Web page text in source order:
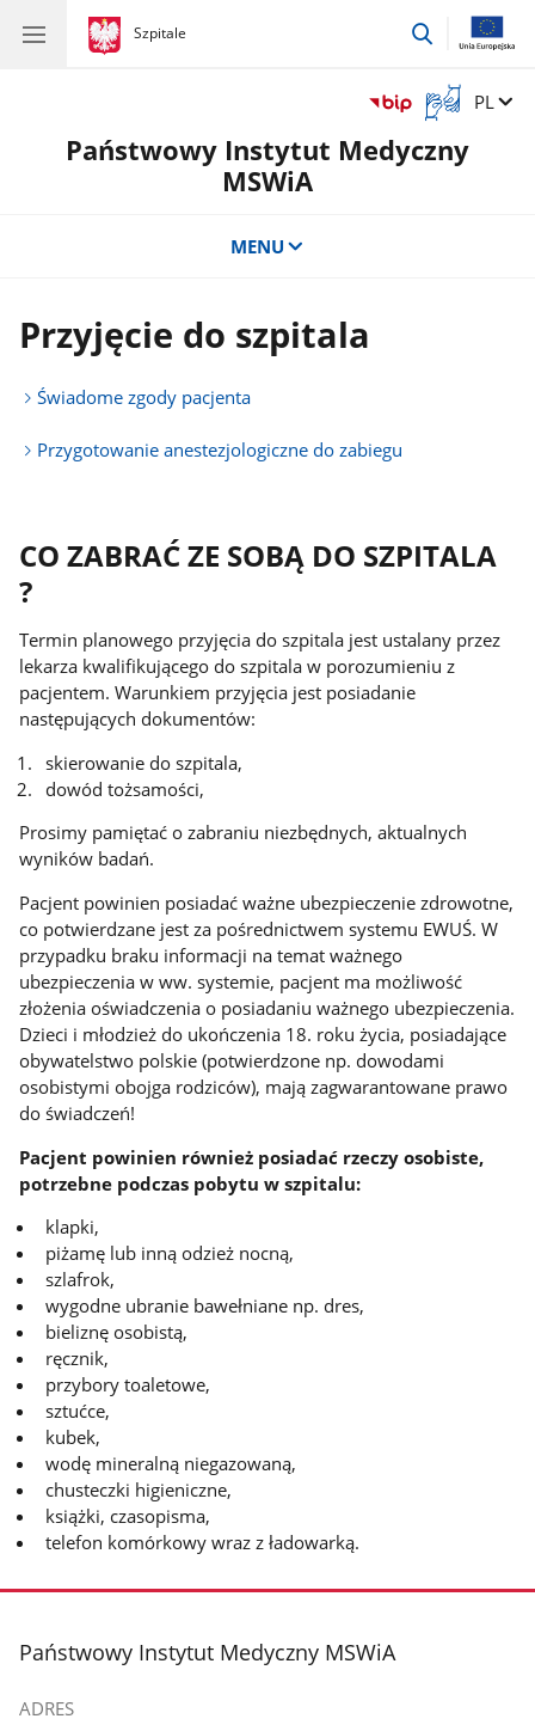
gov.pl
Szpitale
gov.pl
Szpitale
przejdź
Otwórz
okno
z
Zmień
PL
Państwowy Instytut Medyczny
MSWiA
MENU
Przyjęcie do szpitala
Świadome zgody pacjenta
Przygotowanie anestezjologiczne do zabiegu
CO ZABRAĆ ZE SOBĄ DO SZPITALA
?
Termin planowego przyjęcia do szpitala jest ustalany przez
lekarza kwalifikującego do szpitala w porozumieniu z
pacjentem. Warunkiem przyjęcia jest posiadanie
następujących dokumentów:
skierowanie do szpitala,
dowód tożsamości,
Prosimy pamiętać o zabraniu niezbędnych, aktualnych
wyników badań.
Pacjent powinien posiadać ważne ubezpieczenie zdrowotne,
co potwierdzane jest za pośrednictwem systemu EWUŚ. W
przypadku braku informacji na temat ważnego
ubezpieczenia w ww. systemie, pacjent ma możliwość
złożenia oświadczenia o posiadaniu ważnego ubezpieczenia.
Dzieci i młodzież do ukończenia 18. roku życia, posiadające
obywatelstwo polskie (potwierdzone np. dowodami
osobistymi obojga rodziców), mają zagwarantowane prawo
do świadczeń!
Pacjent powinien również posiadać rzeczy osobiste,
potrzebne podczas pobytu w szpitalu:
klapki,
piżamę lub inną odzież nocną,
szlafrok,
wygodne ubranie bawełniane np. dres,
bieliznę osobistą,
ręcznik,
przybory toaletowe,
sztućce,
kubek,
wodę mineralną niegazowaną,
chusteczki higieniczne,
książki, czasopisma,
telefon komórkowy wraz z ładowarką​​​​.
stopka
Państwowy Instytut Medyczny MSWiA
ADRES